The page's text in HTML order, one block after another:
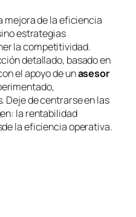
mejora de la eficiencia
estrategias
la competitividad.
detallado, basado en
el apoyo de unasesor
de centrarse en las
la rentabilidad
la eficiencia operativa.